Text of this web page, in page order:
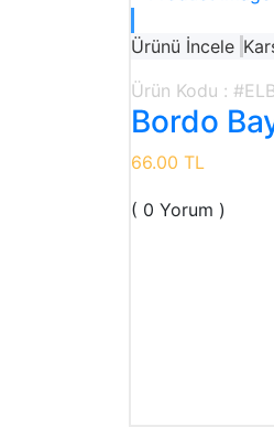
Ürünü İncele
Ürün Kodu :
Bordo
66.00 TL
( 0 Yorum )